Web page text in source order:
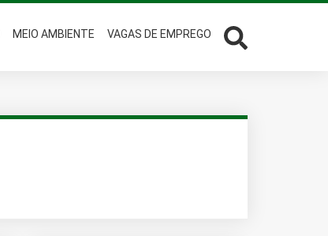
MEIO AMBIENTE VAGAS DE EMPREGO